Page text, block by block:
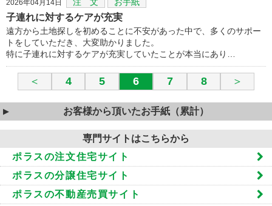
2026年04月14日
子連れに対するケアが充実
遠方から土地探しを初めることに不安があった中で、多くのサポー
トをしていただき、大変助かりました。
特に子連れに対するケアが充実していたことが本当にあり…
＜ 4 5 6 7 8 ＞
お客様から頂いたお手紙（累計）
専門サイトはこちらから
ポラスの注文住宅サイト
ポラスの分譲住宅サイト
ポラスの不動産売買サイト